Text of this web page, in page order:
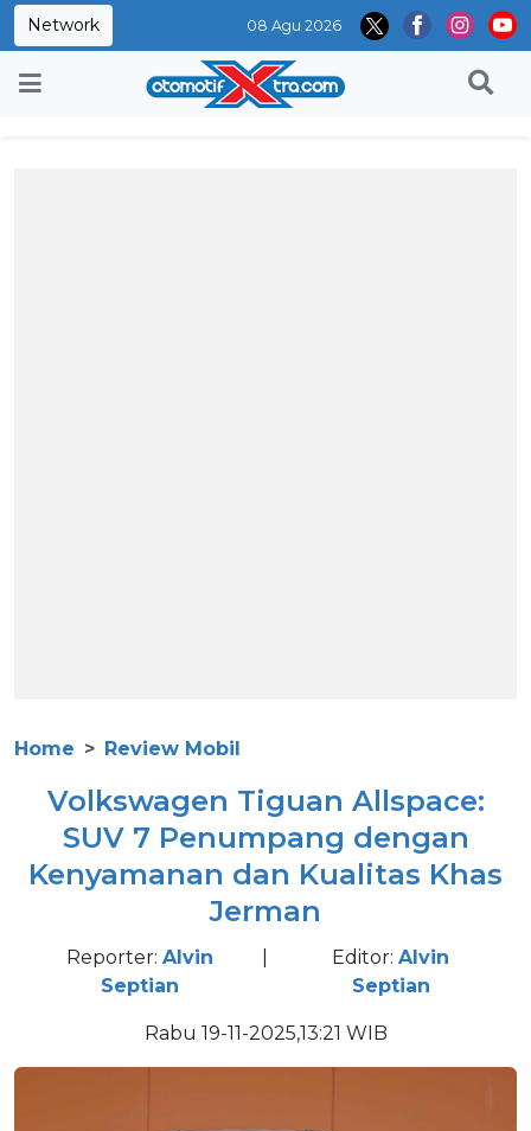
Network 08 Agu 2026
Home Review Mobil
Volkswagen Tiguan Allspace:
SUV 7 Penumpang dengan
Kenyamanan dan Kualitas Khas
Jerman
Reporter: Alvin
Septian
Editor:Alvin
Septian
Rabu 19-11-2025,13:21 WIB